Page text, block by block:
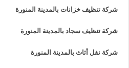
شركة تنظيف خزانات بالمدينة المنورة
شركة تنظيف سجاد بالمدينة المنورة
شركة نقل أثاث بالمدينة المنورة